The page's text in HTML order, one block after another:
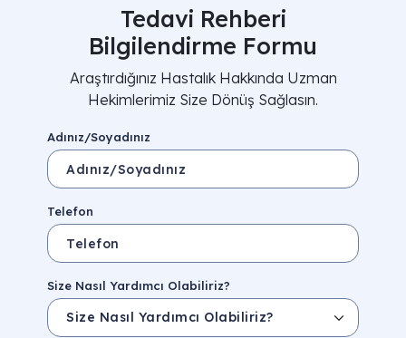
Tedavi Rehberi
Bilgilendirme Formu
Araştırdığınız Hastalık Hakkında Uzman
Hekimlerimiz Size Dönüş Sağlasın.
Adınız/Soyadınız
Telefon
Size Nasıl Yardımcı Olabiliriz?